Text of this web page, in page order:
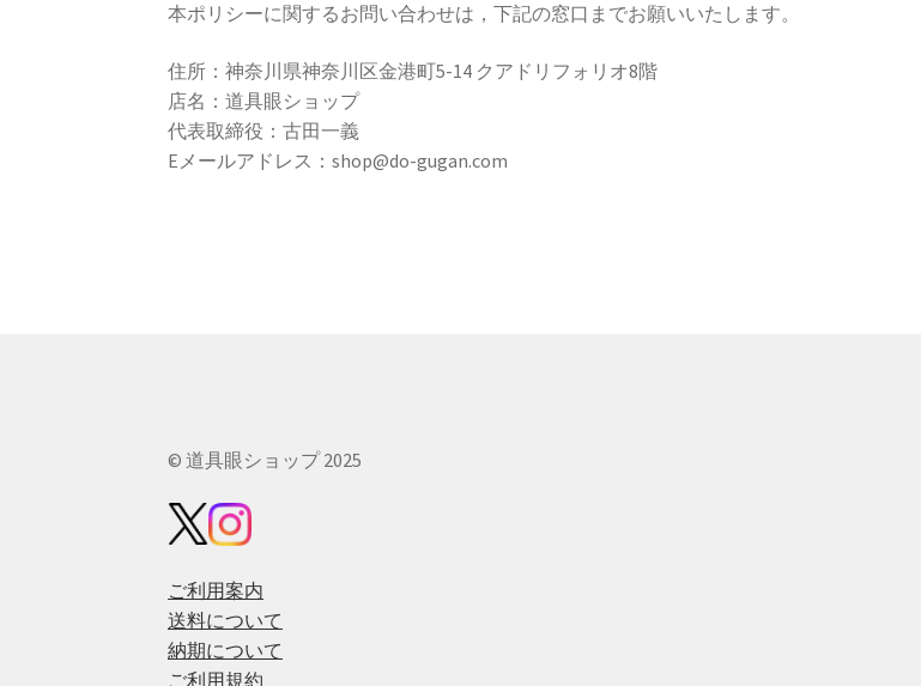
本ポリシーに関するお問い合わせは，下記の窓口までお願いいたします。
住所：神奈川県神奈川区金港町5-14 クアドリフォリオ8階
店名：道具眼ショップ
代表取締役：古田一義
Eメールアドレス：shop@do-gugan.com
© 道具眼ショップ 2025
ご利用案内
送料について
納期について
ご利用規約